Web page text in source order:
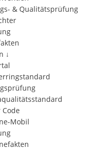
& Qualitätsprüfung
↓
Code
Mobil